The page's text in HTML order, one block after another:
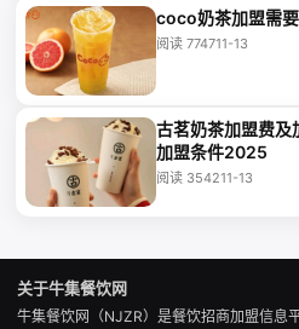
coco奶茶加盟需
阅读 774711-13
古茗奶茶加盟费及
加盟条件2025
阅读 354211-13
关于牛集餐饮网
牛集餐饮网（NJZR）是餐饮招商加盟信息